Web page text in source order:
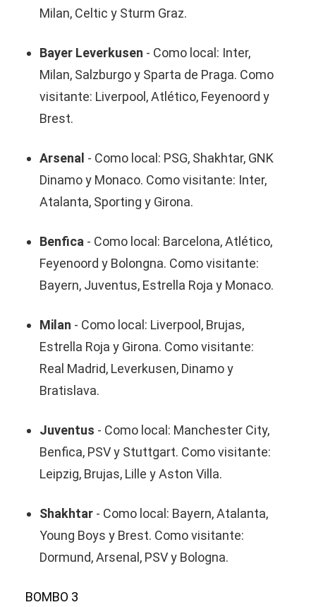
Milan, Celtic y Sturm Graz.
Bayer Leverkusen - Como local: Inter,
Milan, Salzburgo y Sparta de Praga. Como
visitante: Liverpool, Atlético, Feyenoord y
Brest.
Arsenal - Como local: PSG, Shakhtar, GNK
Dinamo y Monaco. Como visitante: Inter,
Atalanta, Sporting y Girona.
Benfica - Como local: Barcelona, Atlético,
Feyenoord y Bolongna. Como visitante:
Bayern, Juventus, Estrella Roja y Monaco.
Milan - Como local: Liverpool, Brujas,
Estrella Roja y Girona. Como visitante:
Real Madrid, Leverkusen, Dinamo y
Bratislava.
Juventus - Como local: Manchester City,
Benfica, PSV y Stuttgart. Como visitante:
Leipzig, Brujas, Lille y Aston Villa.
Shakhtar - Como local: Bayern, Atalanta,
Young Boys y Brest. Como visitante:
Dormund, Arsenal, PSV y Bologna.
BOMBO 3